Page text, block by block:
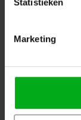
Marketing
SPX |
Levertijd op